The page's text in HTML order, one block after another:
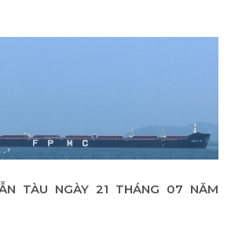
TÀU NGÀY 21 THÁNG 07 NĂM